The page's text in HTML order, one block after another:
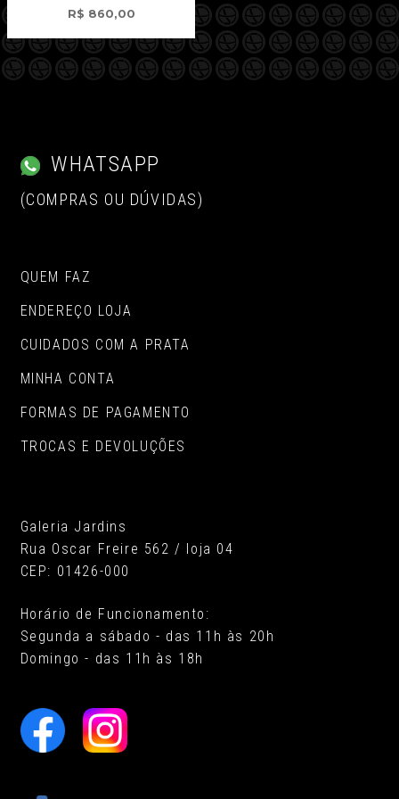
R$ 860,00
WHATSAPP
(COMPRAS OU DÚVIDAS)
QUEM FAZ
ENDEREÇO LOJA
CUIDADOS COM A PRATA
MINHA CONTA
FORMAS DE PAGAMENTO
TROCAS E DEVOLUÇÕES
Galeria Jardins
Rua Oscar Freire 562 / loja 04
CEP: 01426-000
Horário de Funcionamento:
Segunda a sábado - das 11h às 20h
Domingo - das 11h às 18h